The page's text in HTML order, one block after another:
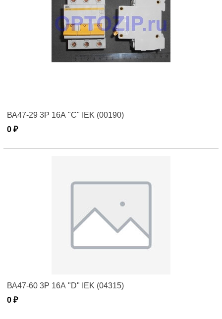
ВА47-29 3Р 16А "C" IEK (00190)
0 ₽
ВА47-60 3Р 16А "D" IEK (04315)
0 ₽